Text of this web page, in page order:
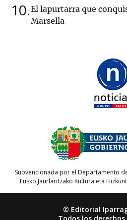
10 El lapurtarra que
Marsella
Subvencionada por el Departamento
Eusko Jaurlaritzako Kultura eta
© Editorial